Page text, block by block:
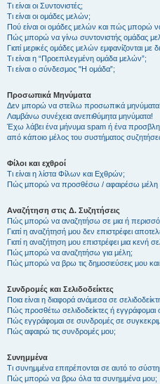
Τι είναι οι Συντονιστές;
Τι είναι οι ομάδες μελών;
Πού είναι οι ομάδες μελών και πώς μπορώ
Πώς μπορώ να γίνω συντονιστής ομάδας
Γιατί μερικές ομάδες μελών εμφανίζονται με
Τι είναι η “Προεπιλεγμένη ομάδα μελών”;
Τι είναι ο σύνδεσμος "Η ομάδα”;
Προσωπικά Μηνύματα
Δεν μπορώ να στείλω προσωπικά μηνύματα!
Λαμβάνω συνέχεια ανεπιθύμητα μηνύματα!
Έχω λάβει ένα μήνυμα spam ή ένα
από κάποιο μέλος του συστήματος
Φίλοι και εχθροί
Τι είναι η λίστα Φίλων και Εχθρών;
Πώς μπορώ να προσθέσω / αφαιρέσω μέλη
Αναζήτηση στις Δ. Συζητήσεις
Πώς μπορώ να αναζητήσω σε μια ή
Γιατί η αναζήτησή μου δεν επιστρέφει
Γιατί η αναζήτηση μου επιστρέφει μια κενή
Πώς μπορώ να αναζητήσω για μέλη;
Πώς μπορώ να βρω τις δημοσιεύσεις μου
Συνδρομές και Σελιδοδείκτες
Ποια είναι η διαφορά ανάμεσα σε
Πώς προσθέτω σελιδοδείκτες ή
Πώς εγγράφομαι σε συνδρομές σε
Πώς αφαιρώ τις συνδρομές μου;
Συνημμένα
Τι συνημμένα επιτρέπονται σε αυτό το
Πώς μπορώ να βρω όλα τα συνημμένα μου;